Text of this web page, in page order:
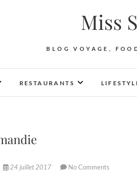
Miss
BLOG VOYAGE,
RESTAURANTS
24 juillet 2017 No Comments